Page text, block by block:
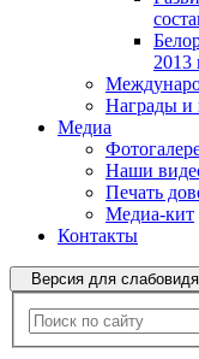
2013
Награды и
Медиа
Наши
Печать
Медиа-кит
Контакты
Версия для